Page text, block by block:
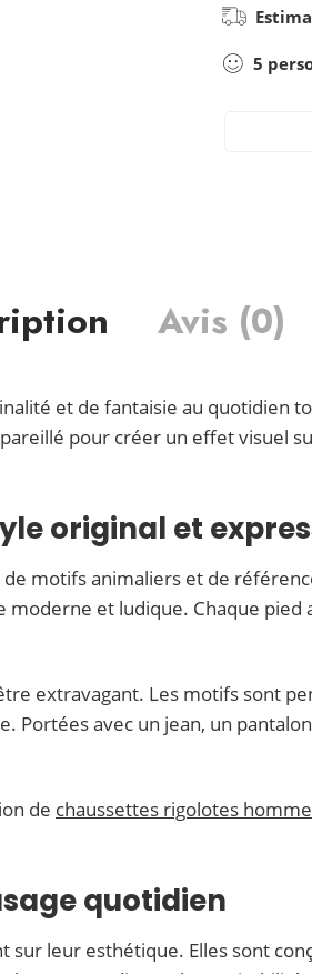
5
Avis (0)
et de fantaisie au quotidien
pour créer un effet visuel
original et
de motifs animaliers et de
moderne et ludique. Chaque
extravagant. Les motifs sont
Portées avec un jean, un
de chaussettes rigolotes homme
quotidien
sur leur esthétique. Elles sont